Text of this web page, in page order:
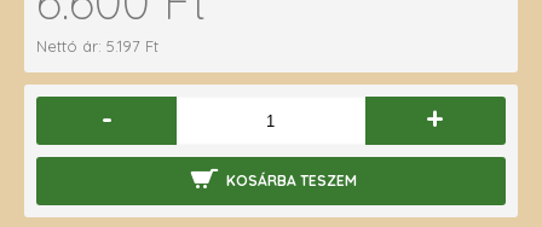
Nettó ár: 5.197 Ft
- +
KOSÁRBA TESZEM